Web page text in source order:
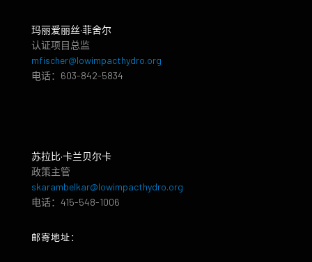
玛丽爱丽丝·菲舍尔
认证项目总监
mfischer@lowimpacthydro.org
电话：603-842-5834
苏拉比·卡兰贝尔卡
政策主管
skarambelkar@lowimpacthydro.org
电话：415-548-1006
邮寄地址：